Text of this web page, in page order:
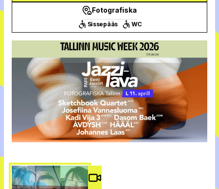
Fotografiska
Sissepääs WC
Video #